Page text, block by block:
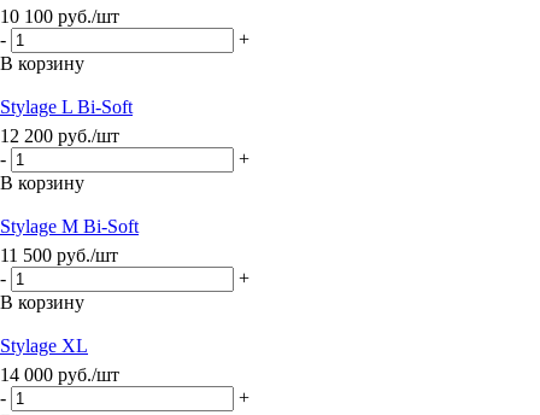
10 100 руб./шт
-
+
В корзину
Stylage L Bi-Soft
12 200 руб./шт
-
+
В корзину
Stylage M Bi-Soft
11 500 руб./шт
-
+
В корзину
Stylage XL
14 000 руб./шт
-
+